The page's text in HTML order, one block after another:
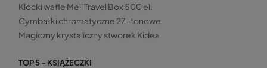
Klocki wafle Meli Travel Box 500 el.
Cymbałki chromatyczne 27-tonowe
Magiczny krystaliczny stworek Kidea
TOP 5 - KSIĄŻECZKI